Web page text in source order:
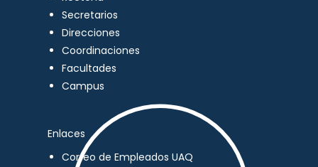
Secretarios
Direcciones
Coordinaciones
Facultades
Campus
Enlaces
Correo de Empleados UAQ